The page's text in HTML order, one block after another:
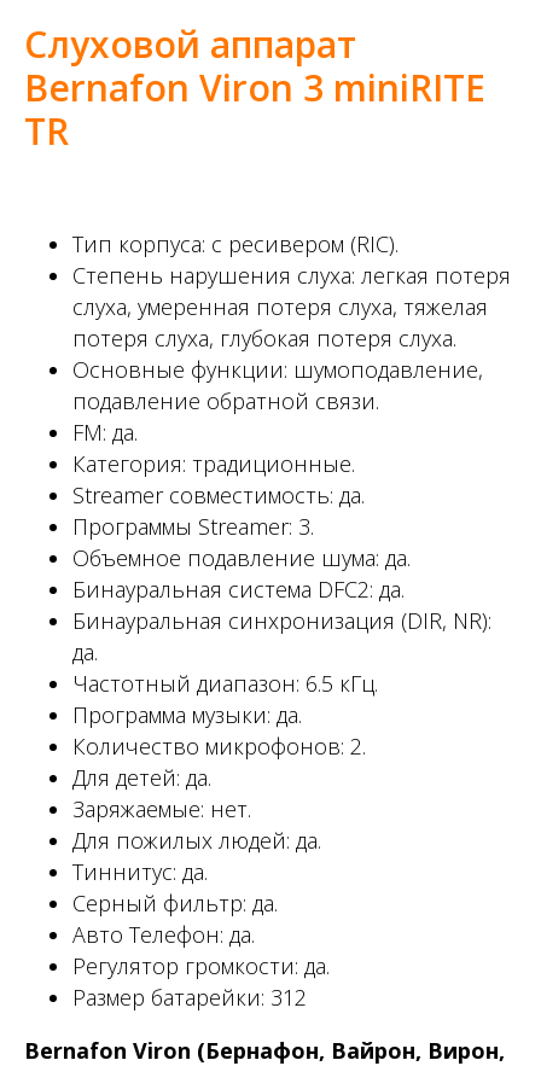
Слуховой аппарат
Bernafon Viron 3 miniRITE
TR
Тип корпуса: с ресивером (RIC).
Степень нарушения слуха: легкая потеря
слуха, умеренная потеря слуха, тяжелая
потеря слуха, глубокая потеря слуха.
Основные функции: шумоподавление,
подавление обратной связи.
FM: да.
Категория: традиционные.
Streamer совместимость: да.
Программы Streamer: 3.
Объемное подавление шума: да.
Бинауральная система DFC2: да.
Бинауральная синхронизация (DIR, NR):
да.
Частотный диапазон: 6.5 кГц.
Программа музыки: да.
Количество микрофонов: 2.
Для детей: да.
Заряжаемые: нет.
Для пожилых людей: да.
Тиннитус: да.
Серный фильтр: да.
Авто Телефон: да.
Регулятор громкости: да.
Размер батарейки: 312
Bernafon Viron (Бернафон, Вайрон, Вирон,